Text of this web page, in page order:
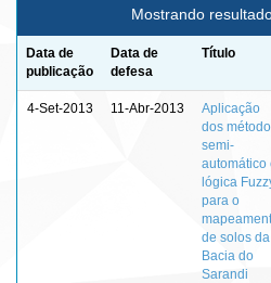
Mostrando
Data de
publicação
Data de
defesa
Título
4-Set-2013 11-Abr-2013
Aplicação
dos
semi-
automático
lógica
para o
de solos da
Bacia do
Sarandi